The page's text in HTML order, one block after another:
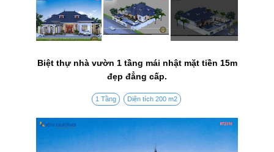
Biệt thự nhà vườn 1 tầng mái nhật mặt tiền 15m
đẹp đẳng cấp.
1 Tầng Diện tích 200 m2